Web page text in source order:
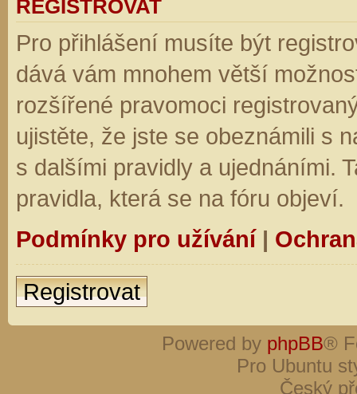
REGISTROVAT
Pro přihlášení musíte být
dává vám mnohem větší
rozšířené pravomoci
ujistěte, že jste se obeznámili s
s dalšími pravidly a ujednáními.
pravidla, která se na fóru objeví.
Podmínky pro užívání|
Registrovat
Powered by phpBB®
Pro Ubuntu
Český